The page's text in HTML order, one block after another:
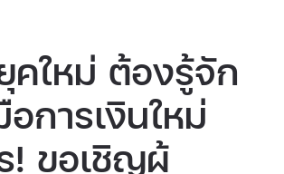
คใหม่ ต้องรู้จัก
การเงินใหม่
! ขอเชิญผู้